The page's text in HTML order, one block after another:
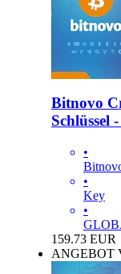
Bitnovo
Schlüssel
•
•
Key
•
159.73 EUR
ANGEBOT